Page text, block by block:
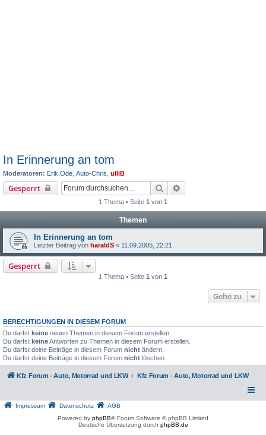
In Erinnerung an tom
Moderatoren: Erik.Ode Auto-Chris ulliB
Gesperrt Suche
1 Thema • Seite 1 von 1
Themen
In Erinnerung an tom
Letzter Beitrag von haraldS « 11.09.2005, 22:21
Gesperrt
1 Thema • Seite 1 von 1
Gehe zu
BERECHTIGUNGEN IN DIESEM FORUM
Du darfst keine neuen Themen in diesem Forum erstellen.
Du darfst keineAntworten zu Themen in diesem Forum erstellen.
Du darfst deine Beiträge in diesem Forum nicht ändern.
Du darfst deine Beiträge in diesem Forum nicht löschen.
Kfz Forum - Auto, Motorrad und LKW Kfz Forum - Auto, Motorrad und LKW
Impressum Datenschutz
AGB
Powered by phpBB® Forum Software © phpBB Limited
Deutsche Übersetzung durch phpBB.de